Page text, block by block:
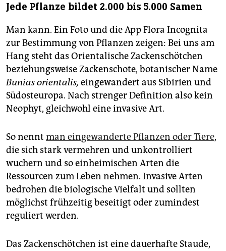
Jede Pflanze bildet 2.000 bis 5.000 Samen
Man kann. Ein Foto und die App Flora Incognita
zur Bestimmung von Pflanzen zeigen: Bei uns am
Hang steht das Orientalische Zackenschötchen
beziehungsweise Zackenschote, botanischer Name
Bunias orientalis, eingewandert aus Sibirien und
Südosteuropa. Nach strenger Definition also kein
Neophyt, gleichwohl eine invasive Art.
So nennt man eingewanderte Pflanzen oder Tiere,
die sich stark vermehren und unkontrolliert
wuchern und so einheimischen Arten die
Ressourcen zum Leben nehmen. Invasive Arten
bedrohen die biologische Vielfalt und sollten
möglichst frühzeitig beseitigt oder zumindest
reguliert werden.
Das Zackenschötchen ist eine dauerhafte Staude,